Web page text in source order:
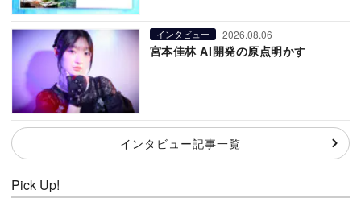
インタビュー 2026.08.06
宮本佳林 AI開発の原点明かす
インタビュー記事一覧
Pick Up!